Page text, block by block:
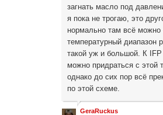
загнать масло под
я пока не трогаю, это
нормально там всё
температурный диапазон
такой уж и большой. К IFP
можно придраться с этой
однако до сих пор всё
по этой схеме.
GeraRuckus